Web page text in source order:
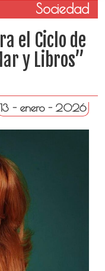
Sociedad
el Ciclo de
y Libros”
13 - enero - 2026